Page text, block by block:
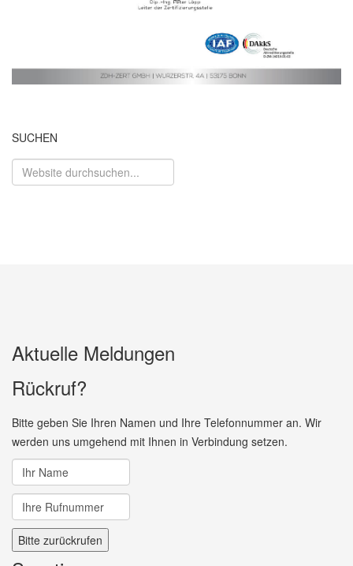
SUCHEN
Aktuelle Meldungen
Rückruf?
Bitte geben Sie Ihren Namen und Ihre Telefonnummer an. Wir
werden uns umgehend mit Ihnen in Verbindung setzen.